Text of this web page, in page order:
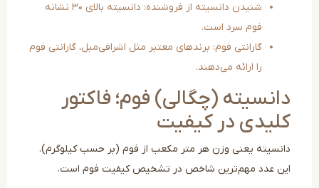
شنیدن دانسیته از فروشنده: دانسیته بالای ۳۰ نشانه
فوم سرد است.
گارانتی فوم: برندهای معتبر مثل اشرافی‌مبل، گارانتی فوم
را ارائه می‌دهند.
(چگالی) فوم؛ فاکتور
در کیفیت
یعنی وزن هر متر مکعب از فوم (بر حسب کیلوگرم).
عدد مهم‌ترین شاخص در تشخیص کیفیت فوم است.